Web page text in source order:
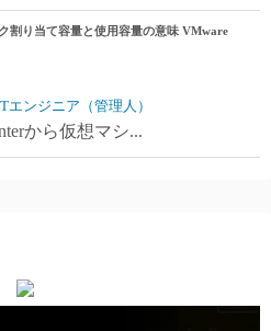
割り当て容量と使用容量の意味 VMware
エンジニア（管理人）
から仮想マシ...